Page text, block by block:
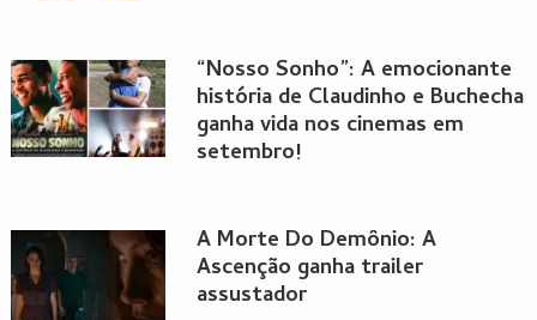
“Nosso Sonho”: A emocionante
história de Claudinho e Buchecha
ganha vida nos cinemas em
setembro!
A Morte Do Demônio: A
Ascenção ganha trailer
assustador